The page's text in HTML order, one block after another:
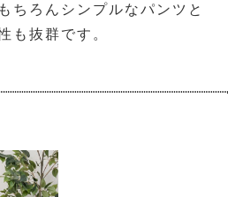
ちろんシンプルなパンツと
も抜群です。